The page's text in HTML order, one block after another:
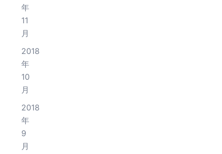
年
11
月
2018
年
10
月
2018
年
9
月